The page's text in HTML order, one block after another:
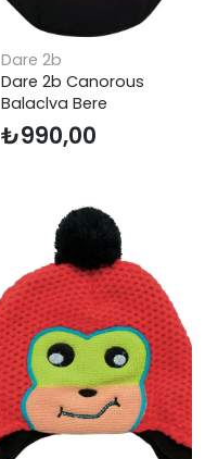
Dare 2b
Dare 2b Canorous
Balaclva Bere
₺990,00